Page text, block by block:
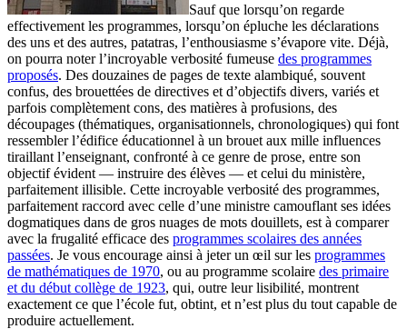
Sauf que lorsqu’on regarde
effectivement les programmes, lorsqu’on épluche les déclarations
des uns et des autres, patatras, l’enthousiasme s’évapore vite. Déjà,
on pourra noter l’incroyable verbosité fumeuse des programmes
proposés. Des douzaines de pages de texte alambiqué, souvent
confus, des brouettées de directives et d’objectifs divers, variés et
parfois complètement cons, des matières à profusions, des
découpages (thématiques, organisationnels, chronologiques) qui font
ressembler l’édifice éducationnel à un brouet aux mille influences
tiraillant l’enseignant, confronté à ce genre de prose, entre son
objectif évident — instruire des élèves — et celui du ministère,
parfaitement illisible. Cette incroyable verbosité des programmes,
parfaitement raccord avec celle d’une ministre camouflant ses idées
dogmatiques dans de gros nuages de mots douillets, est à comparer
avec la frugalité efficace des programmes scolaires des années
passées. Je vous encourage ainsi à jeter un œil sur les programmes
de mathématiques de 1970, ou au programme scolaire des primaire
et du début collège de 1923, qui, outre leur lisibilité, montrent
exactement ce que l’école fut, obtint, et n’est plus du tout capable de
produire actuellement.